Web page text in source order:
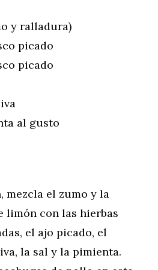
y ralladura)
picado
picado
al gusto
mezcla el zumo y la
limón con las hierbas
el ajo picado, el
la sal y la pimienta.